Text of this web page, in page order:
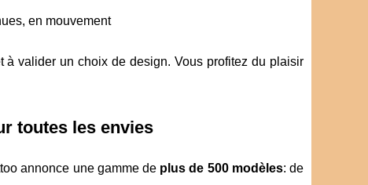
en mouvement
valider un choix de design. Vous profitez du plaisir
toutes les envies
annonce une gamme de plus de 500 modèles: de